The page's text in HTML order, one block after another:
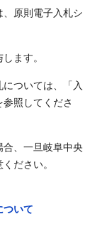
、原則電子入札シ
ます。
ついては、「入
照してくださ
、一旦岐阜中央
ださい。
ついて